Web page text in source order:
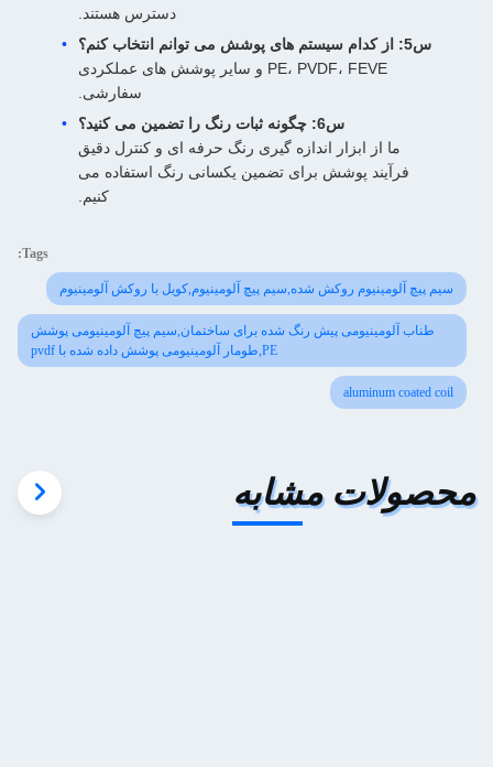
دسترس هستند.
س5: از کدام سیستم های پوشش می توانم انتخاب کنم؟
PE، PVDF، FEVE و سایر پوشش های عملکردی
سفارشی.
س6: چگونه ثبات رنگ را تضمین می کنید؟
ما از ابزار اندازه گیری رنگ حرفه ای و کنترل دقیق
فرآیند پوشش برای تضمین یکسانی رنگ استفاده می
کنیم.
Tags:
سیم پیچ آلومینیوم روکش شده,سیم پیچ آلومینیوم,کویل با روکش آلومینیوم
طناب آلومینیومی پیش رنگ شده برای ساختمان,سیم پیچ آلومینیومی پوشش
PE,طومار آلومینیومی پوشش داده شده با pvdf
aluminum coated coil
محصولات مشابه